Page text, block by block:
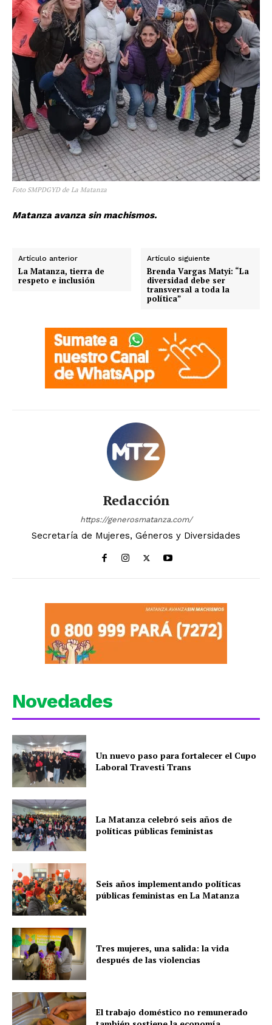
Foto SMPDGYD de La Matanza
Matanza avanza sin machismos.
Artículo anterior
La Matanza, tierra de
respeto e inclusión
Artículo siguiente
Brenda Vargas Matyi: “La
diversidad debe ser
transversal a toda la
política”
Redacción
https://generosmatanza.com/
Secretaría de Mujeres, Géneros y Diversidades
Novedades
Un nuevo paso para fortalecer el Cupo
Laboral Travesti Trans
La Matanza celebró seis años de
políticas públicas feministas
Seis años implementando políticas
públicas feministas en La Matanza
Tres mujeres, una salida: la vida
después de las violencias
El trabajo doméstico no remunerado